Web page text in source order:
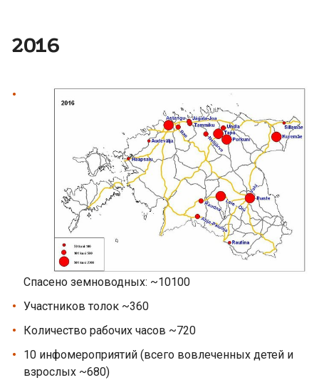
2016
Спасено земноводных: ~10100
Участников толок ~360
Количество рабочих часов ~720
10 инфомероприятий (всего вовлеченных детей и
взрослых ~680)